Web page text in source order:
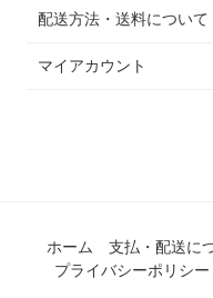
配送方法・送料について
マイアカウント
ホーム 支払・配送に
プライバシーポリシー